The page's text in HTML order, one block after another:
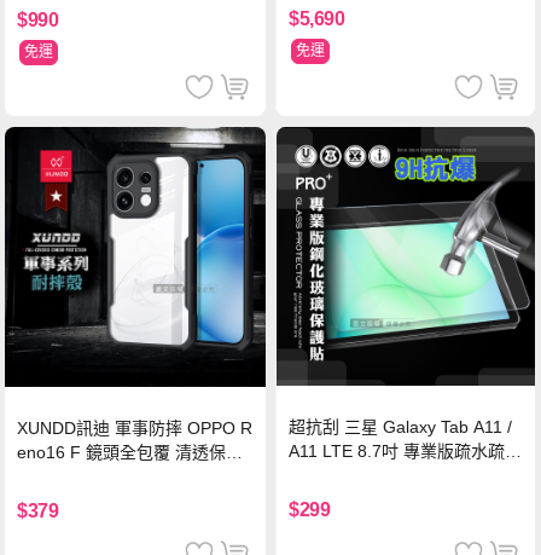
$990
免運
$5,690
免運
XUNDD訊迪 軍事防摔 OPPO R
eno16 F 鏡頭全包覆 清透保護
$379
超抗刮 三星 Galaxy Tab A11 /
A11 LTE 8.7吋 專業版疏水疏油
$299